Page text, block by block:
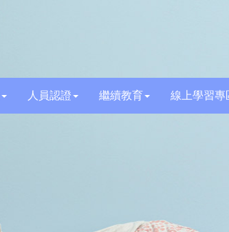
人員認證 繼續教育 線上學習專